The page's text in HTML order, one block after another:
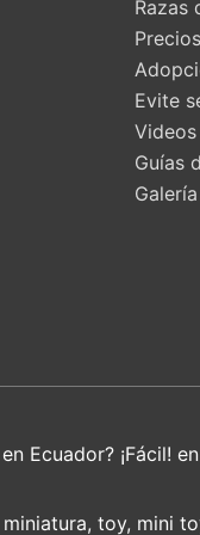
Razas
Evite
Videos
Guías
en Ecuador? ¡Fácil!
toy, mini